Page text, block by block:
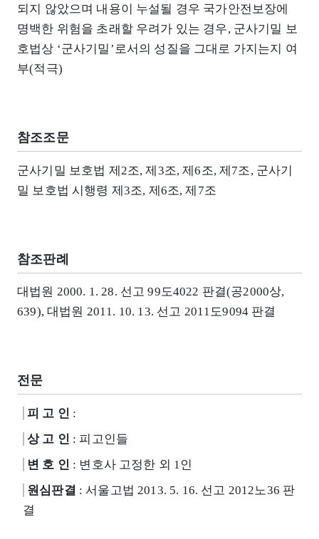
되지 않았으며 내용이 누설될 경우 국가안전보장에
명백한 위험을 초래할 우려가 있는 경우, 군사기밀 보
호법상 ‘군사기밀’로서의 성질을 그대로 가지는지 여
부(적극)
참조조문
군사기밀 보호법 제2조, 제3조, 제6조, 제7조, 군사기
밀 보호법 시행령 제3조, 제6조, 제7조
참조판례
대법원 2000. 1. 28. 선고 99도4022 판결(공2000상,
639), 대법원 2011. 10. 13. 선고 2011도9094 판결
전문
피 고 인 :
상 고 인 : 피고인들
변 호 인 : 변호사 고정한 외 1인
원심판결 : 서울고법 2013. 5. 16. 선고 2012노36 판
결